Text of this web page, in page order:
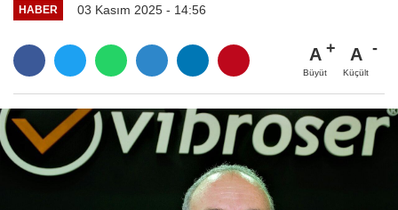
HABER 03 Kasım 2025 - 14:56
A
Büyüt
A
Küçült